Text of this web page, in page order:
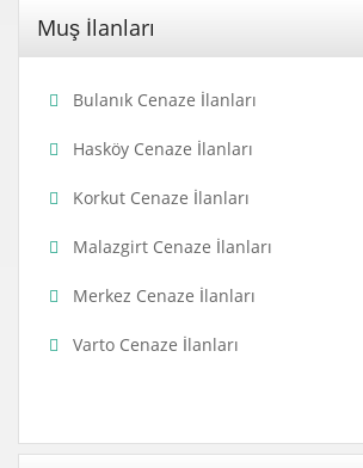
Muş İlanları
Bulanık Cenaze İlanları
Hasköy Cenaze İlanları
Korkut Cenaze İlanları
Malazgirt Cenaze İlanları
Merkez Cenaze İlanları
Varto Cenaze İlanları